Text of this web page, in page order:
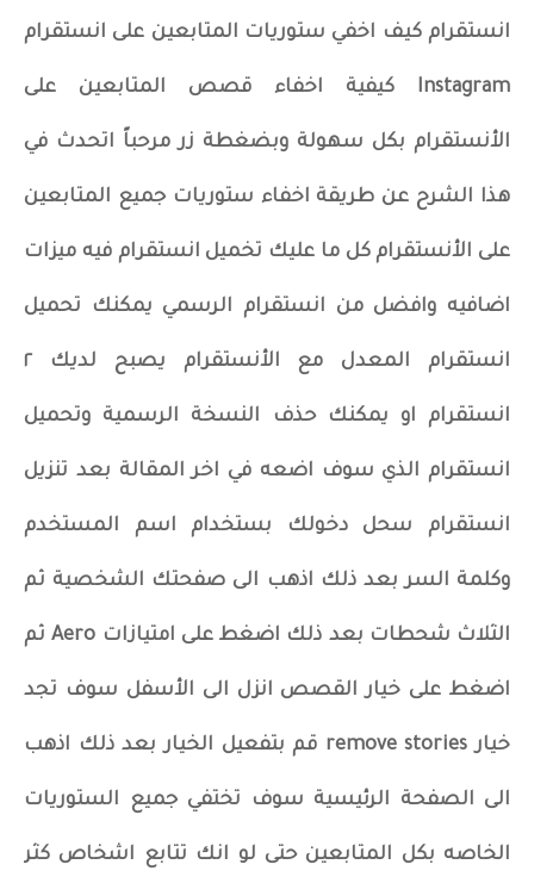
انستقرام كيف اخفي ستوريات المتابعين على انستقرام
Instagram كيفية اخفاء قصص المتابعين على
الأنستقرام بكل سهولة وبضغطة زر مرحباً اتحدث في
هذا الشرح عن طريقة اخفاء ستوريات جميع المتابعين
على الأنستقرام كل ما عليك تخميل انستقرام فيه ميزات
اضافيه وافضل من انستقرام الرسمي يمكنك تحميل
انستقرام المعدل مع الأنستقرام يصبح لديك ٢
انستقرام او يمكنك حذف النسخة الرسمية وتحميل
انستقرام الذي سوف اضعه في اخر المقالة بعد تنزيل
انستقرام سحل دخولك بستخدام اسم المستخدم
وكلمة السر بعد ذلك اذهب الى صفحتك الشخصية ثم
الثلاث شحطات بعد ذلك اضغط على امتيازات Aero ثم
اضغط على خيار القصص انزل الى الأسفل سوف تجد
خيار remove stories قم بتفعيل الخيار بعد ذلك اذهب
الى الصفحة الرئيسية سوف تختفي جميع الستوريات
الخاصه بكل المتابعين حتى لو انك تتابع اشخاص كثر